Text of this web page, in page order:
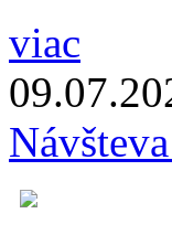
viac
09.07.